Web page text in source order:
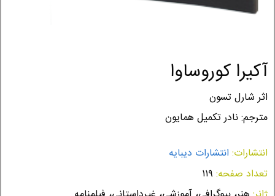
آکیرا کوروساوا
اثر شارل تسون
مترجم: نادر تکمیل همایون
انتشارات: انتشارات دیبایه
تعداد صفحه: